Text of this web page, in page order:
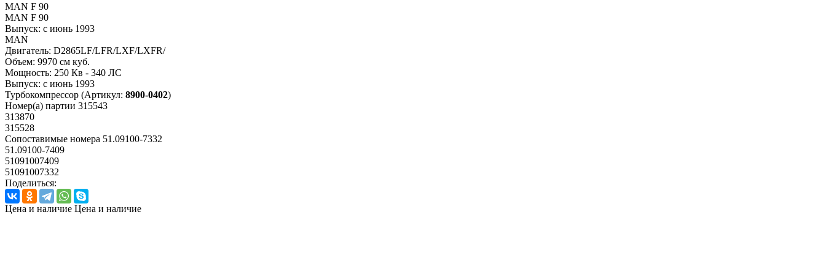
MAN F 90
MAN F 90
Выпуск: с июнь 1993
MAN
Двигатель: D2865LF/LFR/LXF/LXFR/
Объем: 9970 см куб.
Мощность: 250 Кв - 340 ЛС
Выпуск: с июнь 1993
Турбокомпрессор (Артикул: 8900-0402)
Номер(а) партии 315543
313870
315528
Сопоставимые номера 51.09100-7332
51.09100-7409
51091007409
51091007332
Поделиться:
Цена и наличие Цена и наличие